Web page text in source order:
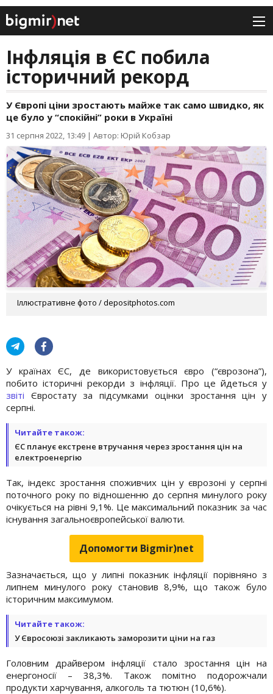
Інфляція в ЄС побила
історичний рекорд
У Європі ціни зростають майже так само швидко, як
це було у “спокійні” роки в Україні
31 серпня 2022, 13:49 | Автор: Юрій Кобзар
Іллюстративне фото / depositphotos.com
У країнах ЄС, де використовується євро (“єврозона”),
побито історичні рекорди з інфляції. Про це йдеться у
звіті Євростату за підсумками оцінки зростання цін у
серпні.
Читайте також:
ЄС планує екстрене втручання через зростання цін на
електроенергію
Так, індекс зростання споживчих цін у єврозоні у серпні
поточного року по відношенню до серпня минулого року
очікується на рівні 9,1%. Це максимальний показник за час
існування загальноєвропейської валюти.
Допомогти Bigmir)net
Зазначається, що у липні показник інфляції порівняно з
липнем минулого року становив 8,9%, що також було
історичним максимумом.
Читайте також:
У Євросоюзі закликають заморозити ціни на газ
Головним драйвером інфляції стало зростання цін на
енергоносії – 38,3%. Також помітно подорожчали
продукти харчування, алкоголь та тютюн (10,6%).